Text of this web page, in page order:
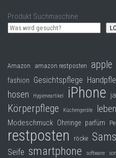
Produkt Suchmaschine
Amazon amazon restposten apple
fashion Gesichtspflege
hosen Hygieneartikel iPhone
Körperpflege Küchengeräte
Modeschmuck Ohrringe parfüm
restposten röcke
Seife smartphone software